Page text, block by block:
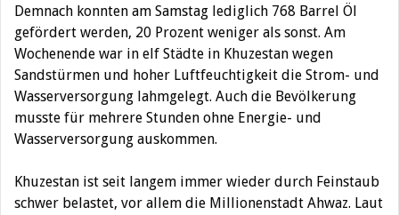
Demnach konnten am Samstag lediglich 768 Barrel Öl
gefördert werden, 20 Prozent weniger als sonst. Am
Wochenende war in elf Städte in Khuzestan wegen
Sandstürmen und hoher Luftfeuchtigkeit die Strom- und
Wasserversorgung lahmgelegt. Auch die Bevölkerung
musste für mehrere Stunden ohne Energie- und
Wasserversorgung auskommen.
Khuzestan ist seit langem immer wieder durch Feinstaub
schwer belastet, vor allem die Millionenstadt Ahwaz. Laut